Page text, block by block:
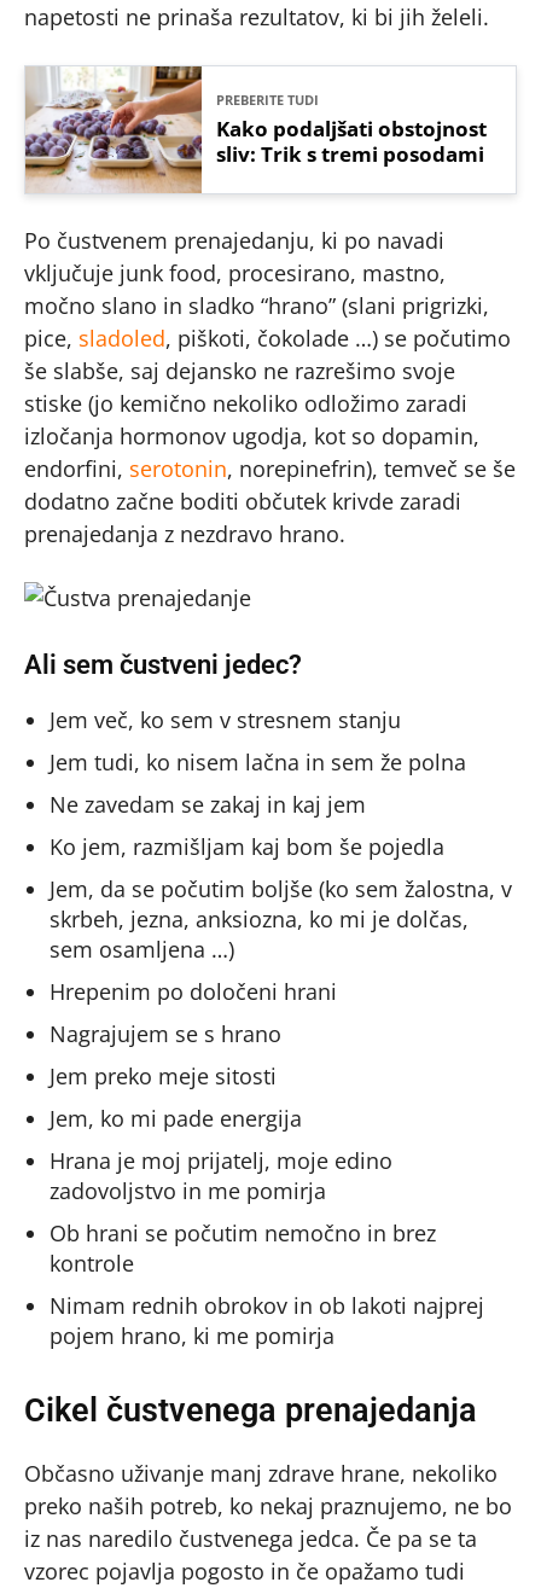
napetosti ne prinaša rezultatov, ki bi jih želeli.
PREBERITE TUDI
Kako podaljšati obstojnost
sliv: Trik s tremi posodami
Po čustvenem prenajedanju, ki po navadi
vključuje junk food, procesirano, mastno,
močno slano in sladko “hrano” (slani prigrizki,
pice, sladoled, piškoti, čokolade …) se počutimo
še slabše, saj dejansko ne razrešimo svoje
stiske (jo kemično nekoliko odložimo zaradi
izločanja hormonov ugodja, kot so dopamin,
endorfini, serotonin, norepinefrin), temveč se še
dodatno začne boditi občutek krivde zaradi
prenajedanja z nezdravo hrano.
Ali sem čustveni jedec?
Jem več, ko sem v stresnem stanju
Jem tudi, ko nisem lačna in sem že polna
Ne zavedam se zakaj in kaj jem
Ko jem, razmišljam kaj bom še pojedla
Jem, da se počutim boljše (ko sem žalostna, v
skrbeh, jezna, anksiozna, ko mi je dolčas,
sem osamljena …)
Hrepenim po določeni hrani
Nagrajujem se s hrano
Jem preko meje sitosti
Jem, ko mi pade energija
Hrana je moj prijatelj, moje edino
zadovoljstvo in me pomirja
Ob hrani se počutim nemočno in brez
kontrole
Nimam rednih obrokov in ob lakoti najprej
pojem hrano, ki me pomirja
Cikel čustvenega prenajedanja
Občasno uživanje manj zdrave hrane, nekoliko
preko naših potreb, ko nekaj praznujemo, ne bo
iz nas naredilo čustvenega jedca. Če pa se ta
vzorec pojavlja pogosto in če opažamo tudi